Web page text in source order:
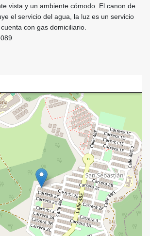
vista y un ambiente cómodo. El canon de
el servicio del agua, la luz es un servicio
con gas domiciliario.